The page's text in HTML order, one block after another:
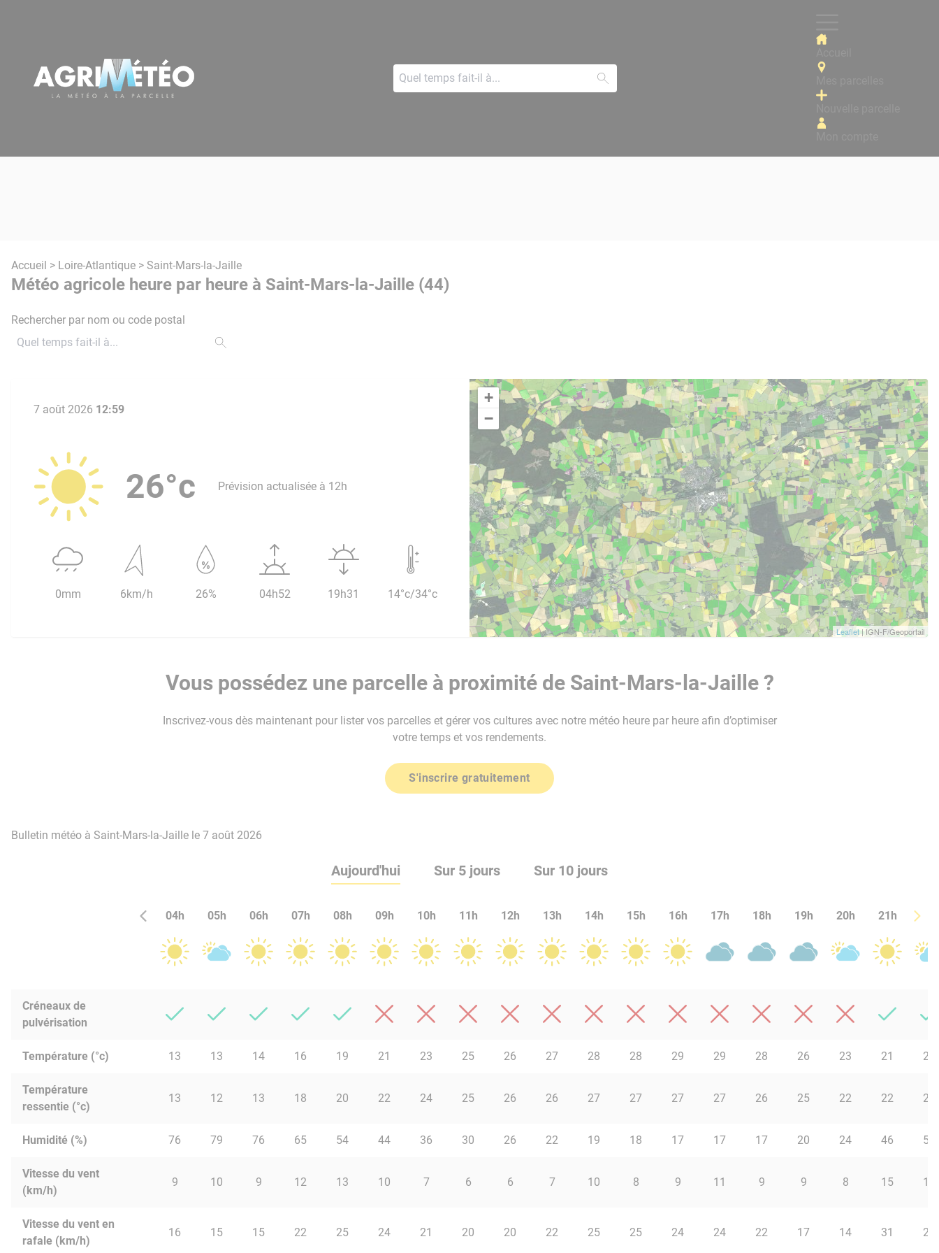
Accueil > Loire-Atlantique > Saint-Mars-la-Jaille
Météo agricole heure par heure à Saint-Mars-la-Jaille (44)
Rechercher par nom ou code postal
+
−
Leaflet| IGN-F/Geoportail
7 août 2026 12:59
26°c Prévision actualisée à 12h
0mm 6km/h 26% 04h52 19h31 14°c/34°c
Vous possédez une parcelle à proximité de Saint-Mars-la-Jaille ?
Inscrivez-vous dès maintenant pour lister vos parcelles et gérer vos cultures avec notre météo heure par heure afin d’optimiser
votre temps et vos rendements.
S'inscrire gratuitement
Bulletin météo à Saint-Mars-la-Jaille le 7 août 2026
Aujourd'hui Sur 5 jours Sur 10 jours
04h 05h 06h 07h 08h 09h 10h 11h 12h 13h 14h 15h 16h 17h 18h 19h 20h 21h 22h
Créneaux de
pulvérisation
Température (°c) 13 13 14 16 19 21 23 25 26 27 28 28 29 29 28 26 23 21 20
Température
ressentie (°c)
13 12 13 18 20 22 24 25 26 26 27 27 27 27 26 25 22 22 21
Humidité (%) 76 79 76 65 54 44 36 30 26 22 19 18 17 17 17 20 24 46 53
Vitesse du vent
(km/h)
9 10 9 12 13 10 7 6 6 7 10 8 9 11 9 9 8 15 12
Vitesse du vent en
rafale (km/h)
16 15 15 22 25 24 21 20 20 22 25 25 24 24 22 17 14 31 25